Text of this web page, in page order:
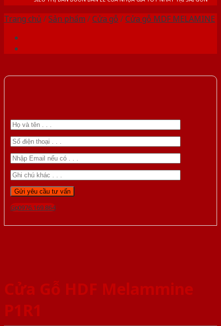
Trang chủ /Sản phẩm /Cửa gỗ /Cửa gỗ MDF MELAMINE
Gọi 0976.169.864
Cửa Gỗ HDF Melammine
P1R1